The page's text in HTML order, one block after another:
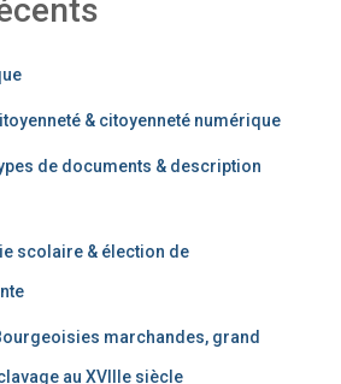
& citoyenneté numérique
de documents & description
scolaire & élection de
marchandes, grand
au XVIIIe siècle